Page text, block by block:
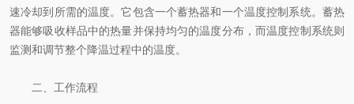
速冷却到所需的温度。它包含一个蓄热器和一个温度控制系统。蓄热
器能够吸收样品中的热量并保持均匀的温度分布，而温度控制系统则
监测和调节整个降温过程中的温度。
二、工作流程